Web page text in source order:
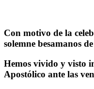
Con motivo de la
solemne besamanos
Hemos vivido y visto
Apostólico ante las